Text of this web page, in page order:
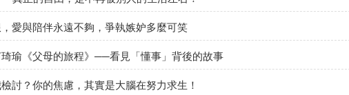
愛與陪伴永遠不夠，爭執嫉妒多麼可笑
瑜《父母的旅程》──看見「懂事」背後的故事
討？你的焦慮，其實是大腦在努力求生！